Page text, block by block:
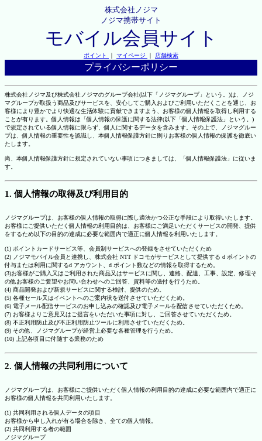
株式会社ノジマ
ノジマ携帯サイト
モバイル会員サイト
ポイント ｜ マイページ ｜ 店舗検索
プライバシーポリシー
株式会社ノジマ及び株式会社ノジマのグループ会社(以下「ノジマグループ」という。)は、ノジ
マグループが取扱う商品及びサービスを、安心してご購入およびご利用いただくことを通じ、お
客様により豊かでより快適な生活体験に貢献できますよう、お客様の個人情報を取得し利用する
ことが有ります。個人情報は「個人情報の保護に関する法律(以下「個人情報保護法」という。)
で規定されている個人情報に限らず、個人に関するデータを含みます。その上で、ノジマグルー
プは、個人情報の重要性を認識し、本個人情報保護方針に則りお客様の個人情報の保護を徹底い
たします。
尚、本個人情報保護方針に規定されていない事項につきましては、「個人情報保護法」に従いま
す。
1. 個人情報の取得及び利用目的
ノジマグループは、お客様の個人情報の取得に際し適法かつ公正な手段により取得いたします。
お客様にご提供いただく個人情報の利用目的は、お客様にご満足いただくサービスの開発、提供
をするため以下の目的の達成に必要な範囲内で適正に個人情報を利用いたします。
(1) ポイントカードサービス等、会員制サービスへの登録をさせていただくため
(2) ノジマモバイル会員と連携し、株式会社 NTT ドコモがサービスとして提供する d ポイントの
付与または利用に関するd アカウント、d ポイント数などの情報を取得するため。
(3)お客様がご購入又はご利用された商品又はサービスに関し、連絡、配達、工事、設定、修理そ
の他お客様のご要望やお問い合わせへのご回答、資料等の送付を行うため。
(4) 商品開発および新規サービスに関する検討、提供のため。
(5) 各種セール又はイベントへのご案内状を送付させていただくため。
(6) 電子メール配信サービスのお申し込みの確認及び電子メールを配信させていただくため。
(7) お客様よりご意見又はご提言をいただいた事項に対し、ご回答させていただくため。
(8) 不正利用防止及び不正利用防止ツールに利用させていただくため。
(9) その他、ノジマグループが経営上必要な各種管理を行うため。
(10) 上記各項目に付随する業務のため
2. 個人情報の共同利用について
ノジマグループは、お客様にご提供いただく個人情報の利用目的の達成に必要な範囲内で適正に
お客様の個人情報を共同利用いたします。
(1) 共同利用される個人データの項目
お客様から申し入れが有る場合を除き、全ての個人情報。
(2) 共同利用する者の範囲
ノジマグループ